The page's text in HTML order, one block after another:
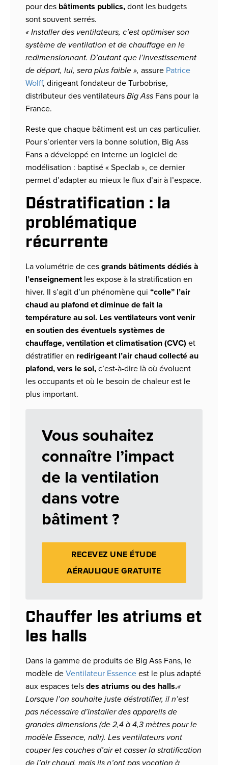
pour des bâtiments publics, dont les budgets
sont souvent serrés.
« Installer des ventilateurs, c’est optimiser son
système de ventilation et de chauffage en le
redimensionnant. D’autant que l’investissement
de départ, lui, sera plus faible », assure Patrice
Wolff, dirigeant fondateur de Turbobrise,
distributeur des ventilateurs Big Ass Fans pour la
France.
Reste que chaque bâtiment est un cas particulier.
Pour s’orienter vers la bonne solution, Big Ass
Fans a développé en interne un logiciel de
modélisation : baptisé « Speclab », ce dernier
permet d’adapter au mieux le flux d’air à l’espace.
Déstratification : la
problématique
récurrente
La volumétrie de ces grands bâtiments dédiés à
l’enseignementles expose à la stratification en
hiver. Il s’agit d’un phénomène qui “colle” l’air
chaud au plafond et diminue de fait la
température au sol. Les ventilateurs vont venir
en soutien des éventuels systèmes de
chauffage, ventilation et climatisation (CVC) et
déstratifier en redirigeant l’air chaud collecté au
plafond, vers le sol, c’est-à-dire là où évoluent
les occupants et où le besoin de chaleur est le
plus important.
Vous souhaitez
connaître l’impact
de la ventilation
dans votre
bâtiment ?
RECEVEZ UNE ÉTUDE
AÉRAULIQUE GRATUITE
Chauffer les atriums et
les halls
Dans la gamme de produits de Big Ass Fans, le
modèle de Ventilateur Essence est le plus adapté
aux espaces tels des atriums ou des halls.«
Lorsque l’on souhaite juste déstratifier, il n’est
pas nécessaire d’installer des appareils de
grandes dimensions (de 2,4 à 4,3 mètres pour le
modèle Essence, ndlr). Les ventilateurs vont
couper les couches d’air et casser la stratification